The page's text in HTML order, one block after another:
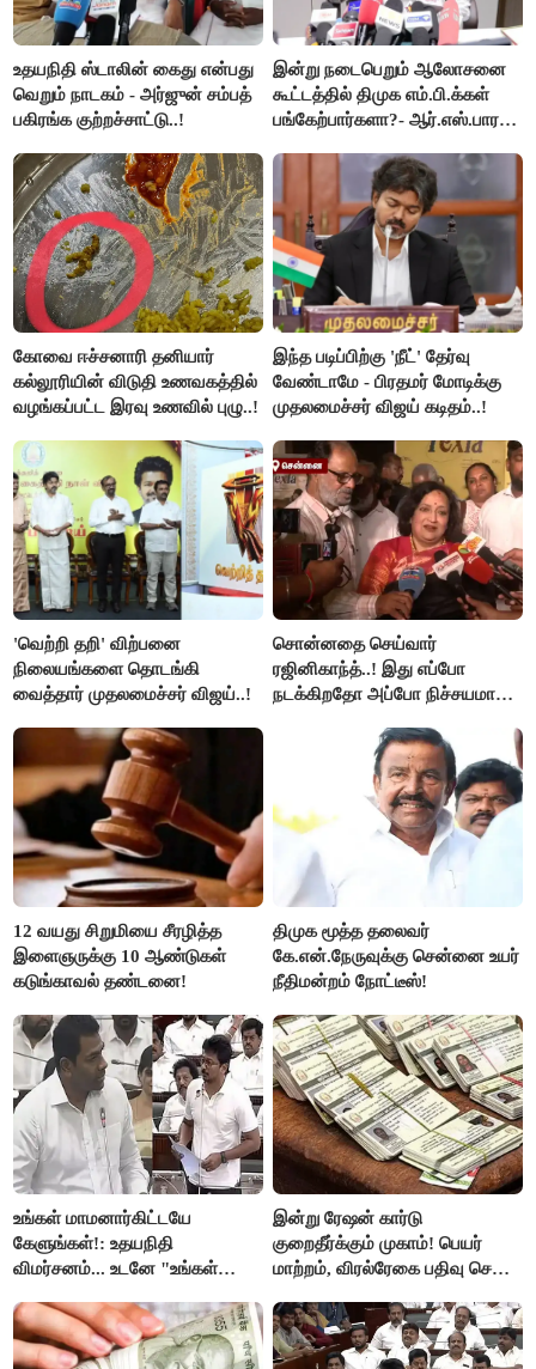
உதயநிதி ஸ்டாலின் கைது என்பது
வெறும் நாடகம் - அர்ஜுன் சம்பத்
பகிரங்க குற்றச்சாட்டு..!
இன்று நடைபெறும் ஆலோசனை
கூட்டத்தில் திமுக எம்.பி.க்கள்
பங்கேற்பார்களா?- ஆர்.எஸ்.பாரதி
கோவை ஈச்சனாரி தனியார்
கல்லூரியின் விடுதி உணவகத்தில்
வழங்கப்பட்ட இரவு உணவில் புழு..!
இந்த படிப்பிற்கு 'நீட்' தேர்வு
வேண்டாமே - பிரதமர் மோடிக்கு
முதலமைச்சர் விஜய் கடிதம்..!
'வெற்றி தறி' விற்பனை
நிலையங்களை தொடங்கி
வைத்தார் முதலமைச்சர் விஜய்..!
சொன்னதை செய்வார்
ரஜினிகாந்த்..! இது எப்போ
நடக்கிறதோ அப்போ நிச்சயமாக
ரஜினிகாந்த்..!
12 வயது சிறுமியை சீரழித்த
இளைஞருக்கு 10 ஆண்டுகள்
கடுங்காவல் தண்டனை!
திமுக மூத்த தலைவர்
கே.என்.நேருவுக்கு சென்னை உயர்
நீதிமன்றம் நோட்டீஸ்!
உங்கள் மாமனார்கிட்டயே
கேளுங்கள்!: உதயநிதி
விமர்சனம்... உடனே "உங்கள்
ஆதவ் அர்ஜுனா பதிலடி!
இன்று ரேஷன் கார்டு
குறைதீர்க்கும் முகாம்! பெயர்
மாற்றம், விரல்ரேகை பதிவு செய்ய